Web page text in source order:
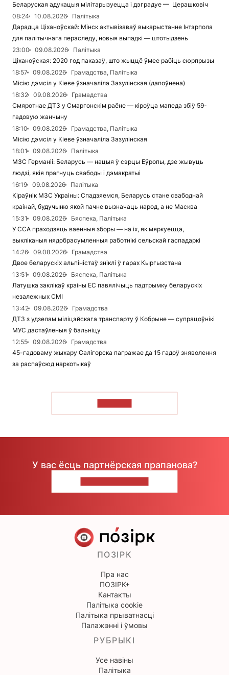
Беларуская адукацыя мілітарызуецца і дэградуе — Церашковіч
08:24
10.08.2026
Палітыка
Дарадца Ціханоўскай: Мінск актывізаваў выкарыстанне Інтэрпола
для палітычнага пераследу, новыя выпадкі — штотыдзень
23:00
09.08.2026
Палітыка
Ціханоўская: 2020 год паказаў, што жыццё ўмее рабіць сюрпрызы
18:57
09.08.2026
Грамадства, Палітыка
Місію дэмсіл у Кіеве ўзначаліла Зазулінская (дапоўнена)
18:32
09.08.2026
Грамадства
Смяротнае ДТЗ у Смаргонскім раёне — кіроўца мапеда збіў 59-
гадовую жанчыну
18:10
09.08.2026
Грамадства, Палітыка
Місію дэмсіл у Кіеве ўзначаліла Зазулінская
18:01
09.08.2026
Палітыка
МЗС Германіі: Беларусь — нацыя ў сэрцы Еўропы, дзе жывуць
людзі, якія прагнуць свабоды і дэмакратыі
16:19
09.08.2026
Палітыка
Кіраўнік МЗС Украіны: Спадзяемся, Беларусь стане свабоднай
краінай, будучыню якой пачне вызначаць народ, а не Масква
15:31
09.08.2026
Бяспека, Палітыка
У ССА праходзяць ваенныя зборы — на іх, як мяркуецца,
выкліканыя нядобрасумленныя работнікі сельскай гаспадаркі
14:26
09.08.2026
Грамадства
Двое беларускіх альпіністаў зніклі ў гарах Кыргызстана
13:51
09.08.2026
Бяспека, Палітыка
Латушка заклікаў краіны ЕС павялічыць падтрымку беларускіх
незалежных СМІ
13:42
09.08.2026
Грамадства
ДТЗ з удзелам міліцэйскага транспарту ў Кобрыне — супрацоўнікі
МУС дастаўленыя ў бальніцу
12:55
09.08.2026
Грамадства
45-гадоваму жыхару Салігорска пагражае да 15 гадоў зняволення
за распаўсюд наркотыкаў
У вас ёсць партнёрская прапанова?
ПОЗІРК
Пра нас
ПОЗІРК+
Кантакты
Палітыка cookie
Палітыка прыватнасці
Палажэнні і ўмовы
РУБРЫКІ
Усе навіны
Палітыка